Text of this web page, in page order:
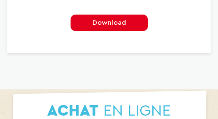
Download
ACHAT EN LIGNE